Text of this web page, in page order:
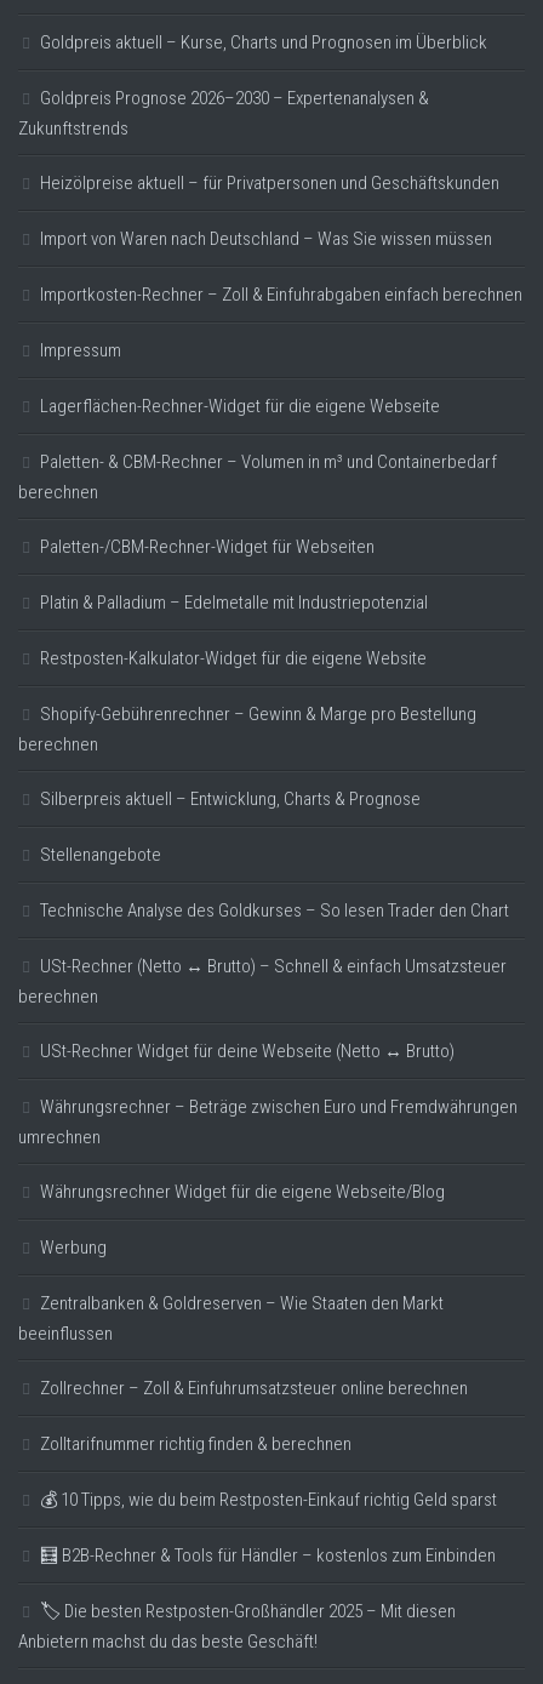
Goldpreis aktuell – Kurse, Charts und Prognosen im Überblick
Goldpreis Prognose 2026–2030 – Expertenanalysen &
Zukunftstrends
Heizölpreise aktuell – für Privatpersonen und Geschäftskunden
Import von Waren nach Deutschland – Was Sie wissen müssen
Importkosten-Rechner – Zoll & Einfuhrabgaben einfach berechnen
Impressum
Lagerflächen-Rechner-Widget für die eigene Webseite
Paletten- & CBM-Rechner – Volumen in m³ und Containerbedarf
berechnen
Paletten-/CBM-Rechner-Widget für Webseiten
Platin & Palladium – Edelmetalle mit Industriepotenzial
Restposten-Kalkulator-Widget für die eigene Website
Shopify-Gebührenrechner – Gewinn & Marge pro Bestellung
berechnen
Silberpreis aktuell – Entwicklung, Charts & Prognose
Stellenangebote
Technische Analyse des Goldkurses – So lesen Trader den Chart
USt-Rechner (Netto ↔ Brutto) – Schnell & einfach Umsatzsteuer
berechnen
USt-Rechner Widget für deine Webseite (Netto ↔ Brutto)
Währungsrechner – Beträge zwischen Euro und Fremdwährungen
umrechnen
Währungsrechner Widget für die eigene Webseite/Blog
Werbung
Zentralbanken & Goldreserven – Wie Staaten den Markt
beeinflussen
Zollrechner – Zoll & Einfuhrumsatzsteuer online berechnen
Zolltarifnummer richtig finden & berechnen
💰 10 Tipps, wie du beim Restposten-Einkauf richtig Geld sparst
🧮 B2B-Rechner & Tools für Händler – kostenlos zum Einbinden
🏷️ Die besten Restposten-Großhändler 2025 – Mit diesen
Anbietern machst du das beste Geschäft!